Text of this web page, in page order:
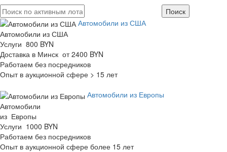
Автомобили из США
Автомобили из США
Услуги 800 BYN
Доставка в Минск от 2400 BYN
Работаем без посредников
Опыт в аукционной сфере > 15 лет
Автомобили из Европы
Автомобили
из Европы
Услуги 1000 BYN
Работаем без посредников
Опыт в аукционной сфере более 15 лет